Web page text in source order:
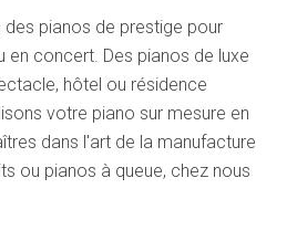
pianos de prestige pour
en concert. Des pianos de luxe
hôtel ou résidence
votre piano sur mesure en
dans l'art de la manufacture
ou pianos à queue, chez nous